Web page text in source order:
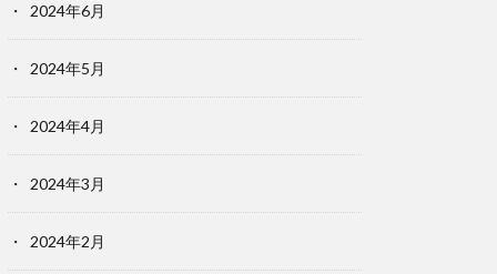
2024年6月
2024年5月
2024年4月
2024年3月
2024年2月